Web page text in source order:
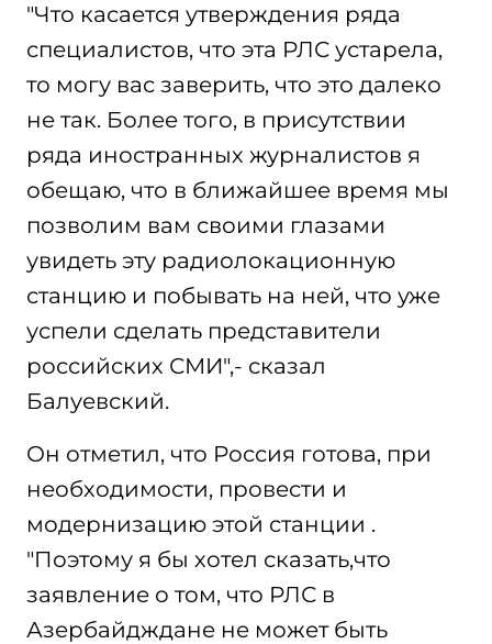
"Что касается утверждения ряда
специалистов, что эта РЛС устарела,
то могу вас заверить, что это далеко
не так. Более того, в присутствии
ряда иностранных журналистов я
обещаю, что в ближайшее время мы
позволим вам своими глазами
увидеть эту радиолокационную
станцию и побывать на ней, что уже
успели сделать представители
российских СМИ",- сказал
Балуевский.
Он отметил, что Россия готова, при
необходимости, провести и
модернизацию этой станции .
"Поэтому я бы хотел сказать,что
заявление о том, что РЛС в
Азербайдждане не может быть